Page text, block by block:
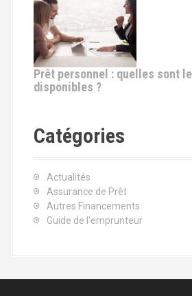
Prêt personnel : quelles sont
disponibles ?
Catégories
Actualités
Assurance de Prêt
Autres Financements
Guide de l'emprunteur